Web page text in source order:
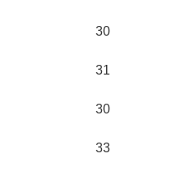
30
31
30
33